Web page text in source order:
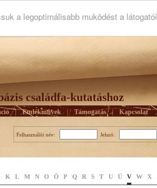
a legoptimálisabb muködést a
családfa-kutatáshoz
| Emlékmûvek | Támogatás | Kapcsolat
Felhasználói név: Jelszó:
K L M N O Ö P Q R S T U Ü V W X